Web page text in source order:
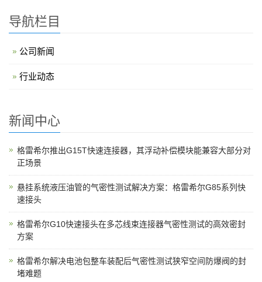
导航栏目
公司新闻
行业动态
新闻中心
格雷希尔推出G15T快速连接器，其浮动补偿模块能兼容大部分对
正场景
悬挂系统液压油管的气密性测试解决方案：格雷希尔G85系列快
速接头
格雷希尔G10快速接头在多芯线束连接器气密性测试的高效密封
方案
格雷希尔解决电池包整车装配后气密性测试狭窄空间防爆阀的封
堵难题